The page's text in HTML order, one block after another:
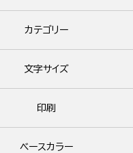
カテゴリー
文字サイズ
印刷
ベースカラー